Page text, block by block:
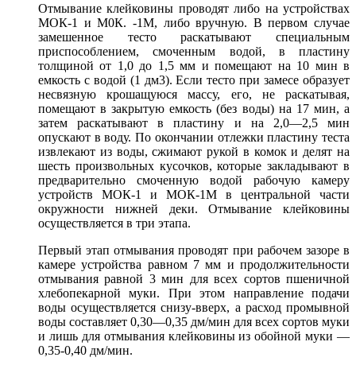
Отмывание клейковины проводят либо на устройствах
МОК-1 и М0К. -1М, либо вручную. В первом случае
замешенное тесто раскатывают специальным
приспособлением, смоченным водой, в пластину
толщиной от 1,0 до 1,5 мм и помещают на 10 мин в
емкость с водой (1 дм3). Если тесто при замесе образует
несвязную крошащуюся массу, его, не раскатывая,
помещают в закрытую емкость (без воды) на 17 мин, а
затем раскатывают в пластину и на 2,0—2,5 мин
опускают в воду. По окончании отлежки пластину теста
извлекают из воды, сжимают рукой в комок и делят на
шесть произвольных кусочков, которые закладывают в
предварительно смоченную водой рабочую камеру
устройств МОК-1 и МОК-1М в центральной части
окружности нижней деки. Отмывание клейковины
осуществляется в три этапа.
Первый этап отмывания проводят при рабочем зазоре в
камере устройства равном 7 мм и продолжительности
отмывания равной 3 мин для всех сортов пшеничной
хлебопекарной муки. При этом направление подачи
воды осуществляется снизу-вверх, а расход промывной
воды составляет 0,30—0,35 дм/мин для всех сортов муки
и лишь для отмывания клейковины из обойной муки —
0,35-0,40 дм/мин.